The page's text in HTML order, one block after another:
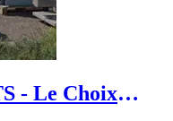
- Le Choix